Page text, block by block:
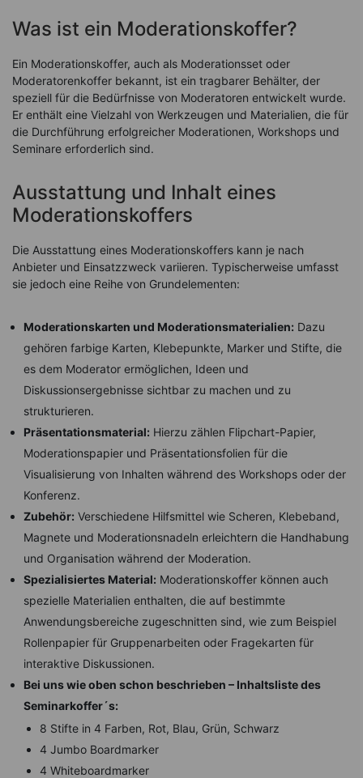
Was ist ein Moderationskoffer?
Ein Moderationskoffer, auch als Moderationsset oder
Moderatorenkoffer bekannt, ist ein tragbarer Behälter, der
speziell für die Bedürfnisse von Moderatoren entwickelt wurde.
Er enthält eine Vielzahl von Werkzeugen und Materialien, die für
die Durchführung erfolgreicher Moderationen, Workshops und
Seminare erforderlich sind.
Ausstattung und Inhalt eines
Moderationskoffers
Die Ausstattung eines Moderationskoffers kann je nach
Anbieter und Einsatzzweck variieren. Typischerweise umfasst
sie jedoch eine Reihe von Grundelementen:
Moderationskarten und Moderationsmaterialien: Dazu
gehören farbige Karten, Klebepunkte, Marker und Stifte, die
es dem Moderator ermöglichen, Ideen und
Diskussionsergebnisse sichtbar zu machen und zu
strukturieren.
Präsentationsmaterial: Hierzu zählen Flipchart-Papier,
Moderationspapier und Präsentationsfolien für die
Visualisierung von Inhalten während des Workshops oder der
Konferenz.
Zubehör: Verschiedene Hilfsmittel wie Scheren, Klebeband,
Magnete und Moderationsnadeln erleichtern die Handhabung
und Organisation während der Moderation.
Spezialisiertes Material: Moderationskoffer können auch
spezielle Materialien enthalten, die auf bestimmte
Anwendungsbereiche zugeschnitten sind, wie zum Beispiel
Rollenpapier für Gruppenarbeiten oder Fragekarten für
interaktive Diskussionen.
Bei uns wie oben schon beschrieben – Inhaltsliste des
Seminarkoffer´s:
8 Stifte in 4 Farben, Rot, Blau, Grün, Schwarz
4 Jumbo Boardmarker
4 Whiteboardmarker